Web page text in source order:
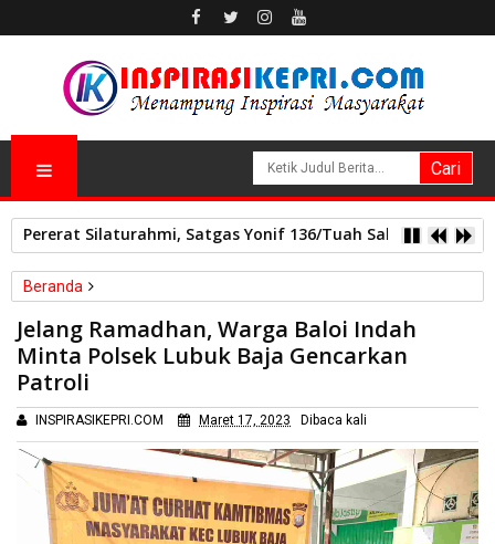
Pererat Silaturahmi, Satgas Yonif 136/Tuah Sakti Pos Ilu
Beranda
Jelang Ramadhan, Warga Baloi Indah Minta Polsek Lubuk Baja
Gencarkan Patroli
Jelang Ramadhan, Warga Baloi Indah
Minta Polsek Lubuk Baja Gencarkan
Patroli
INSPIRASIKEPRI.COM Maret 17, 2023 Dibaca kali